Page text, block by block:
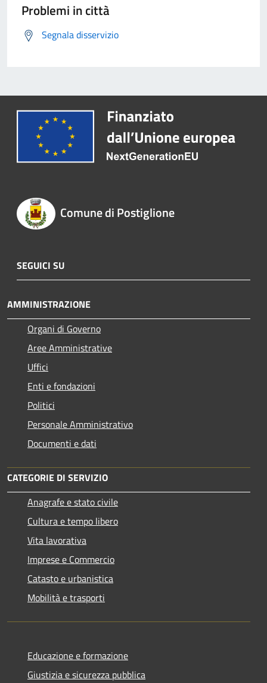
Problemi in città
Segnala disservizio
Comune di Postiglione
SEGUICI SU
AMMINISTRAZIONE
Organi di Governo
Aree Amministrative
Uffici
Enti e fondazioni
Politici
Personale Amministrativo
Documenti e dati
CATEGORIE DI SERVIZIO
Anagrafe e stato civile
Cultura e tempo libero
Vita lavorativa
Imprese e Commercio
Catasto e urbanistica
Mobilità e trasporti
Educazione e formazione
Giustizia e sicurezza pubblica